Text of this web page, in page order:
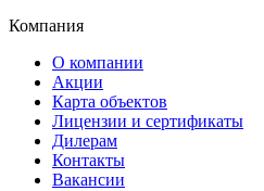
Компания
О компании
Акции
Карта объектов
Лицензии и сертификаты
Дилерам
Контакты
Вакансии